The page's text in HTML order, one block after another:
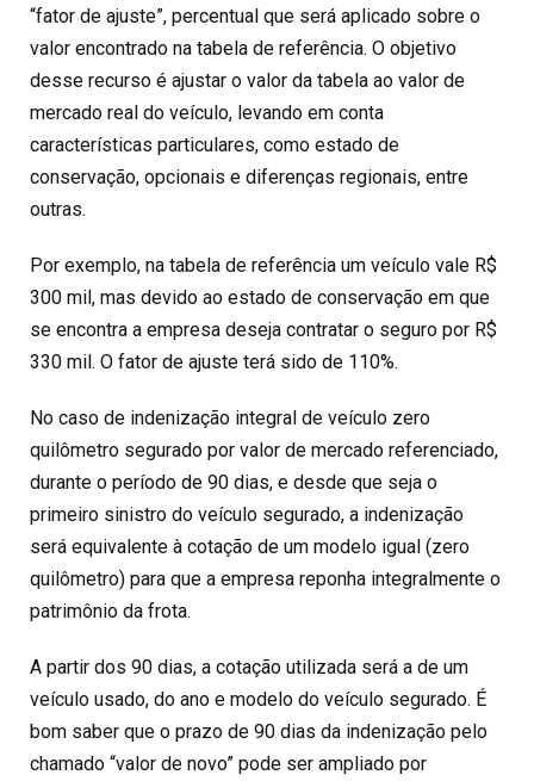
“fator de ajuste”, percentual que será aplicado sobre o
valor encontrado na tabela de referência. O objetivo
desse recurso é ajustar o valor da tabela ao valor de
mercado real do veículo, levando em conta
características particulares, como estado de
conservação, opcionais e diferenças regionais, entre
outras.
Por exemplo, na tabela de referência um veículo vale R$
300 mil, mas devido ao estado de conservação em que
se encontra a empresa deseja contratar o seguro por R$
330 mil. O fator de ajuste terá sido de 110%.
No caso de indenização integral de veículo zero
quilômetro segurado por valor de mercado referenciado,
durante o período de 90 dias, e desde que seja o
primeiro sinistro do veículo segurado, a indenização
será equivalente à cotação de um modelo igual (zero
quilômetro) para que a empresa reponha integralmente o
patrimônio da frota.
A partir dos 90 dias, a cotação utilizada será a de um
veículo usado, do ano e modelo do veículo segurado. É
bom saber que o prazo de 90 dias da indenização pelo
chamado “valor de novo” pode ser ampliado por